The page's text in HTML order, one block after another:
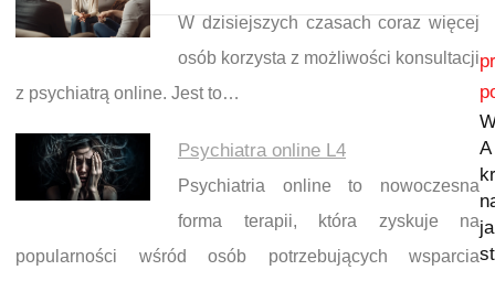
W dzisiejszych czasach coraz więcej
osób korzysta z możliwości konsultacji
z psychiatrą online. Jest to…
Psychiatra online L4
Psychiatria online to nowoczesna
forma terapii, która zyskuje na
popularności wśród osób potrzebujących wsparcia
Nawigacja wpisu
A